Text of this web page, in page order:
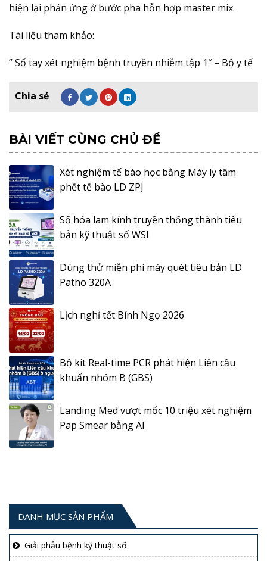
hiện lại phản ứng ở bước pha hỗn hợp master mix.
Tài liệu tham khảo:
” Sổ tay xét nghiệm bệnh truyền nhiễm tập 1″ – Bộ y tế
BÀI VIẾT CÙNG CHỦ ĐỀ
Xét nghiệm tế bào học bằng Máy ly tâm
phết tế bào LD ZPJ
Số hóa lam kính truyền thống thành tiêu
bản kỹ thuật số WSI
Dùng thử miễn phí máy quét tiêu bản LD
Patho 320A
Lịch nghỉ tết Bính Ngọ 2026
Bộ kit Real-time PCR phát hiện Liên cầu
khuẩn nhóm B (GBS)
Landing Med vượt mốc 10 triệu xét nghiệm
Pap Smear bằng AI
DANH MỤC SẢN PHẨM
Giải phẫu bệnh kỹ thuật số